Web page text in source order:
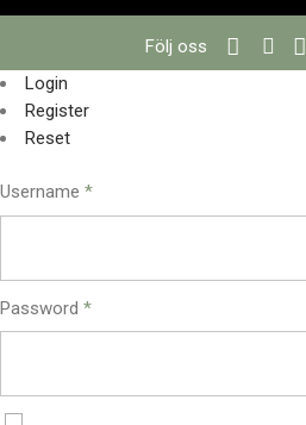
Följ oss
Login
Register
Reset
Username *
Password *